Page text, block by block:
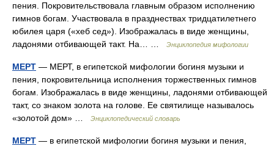
пения. Покровительствовала главным образом исполнению
гимнов богам. Участвовала в празднествах тридцатилетнего
юбилея царя («хеб сед»). Изображалась в виде женщины,
ладонями отбивающей такт. На… …
Энциклопедия мифологии
МЕРТ — МЕРТ, в египетской мифологии богиня музыки и
пения, покровительница исполнения торжественных гимнов
богам. Изображалась в виде женщины, ладонями отбивающей
такт, со знаком золота на голове. Ее святилище называлось
«золотой дом» …
Энциклопедический словарь
МЕРТ — в египетской мифологии богиня музыки и пения,